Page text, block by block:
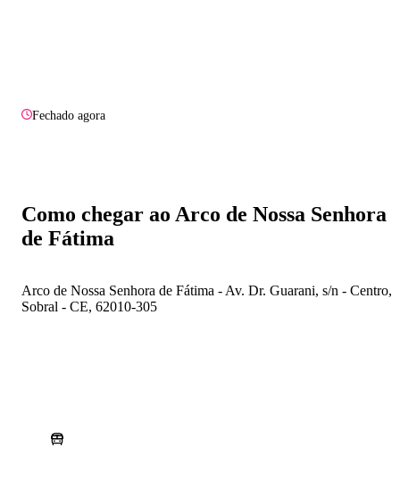
Fechado agora
Como chegar ao Arco de Nossa Senhora
de Fátima
Arco de Nossa Senhora de Fátima - Av. Dr. Guarani, s/n - Centro,
Sobral - CE, 62010-305